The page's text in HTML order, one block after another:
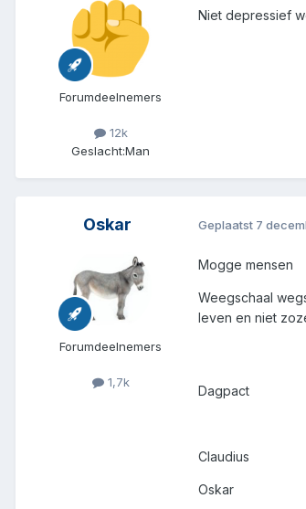
Forumdeelnemers
12k
Geslacht:Man
Niet depressief
Oskar
Forumdeelnemers
1,7k
Geplaatst 7
Mogge mensen
Weegschaal
leven en niet
Dagpact
Claudius
Oskar